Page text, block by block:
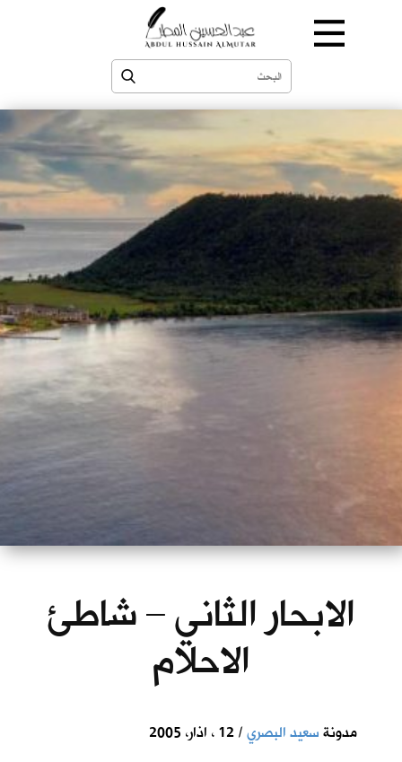
الابحار الثاني – شاطئ
الاحلام
مدونةسعيد البصري/ 12 ، اذار، 2005